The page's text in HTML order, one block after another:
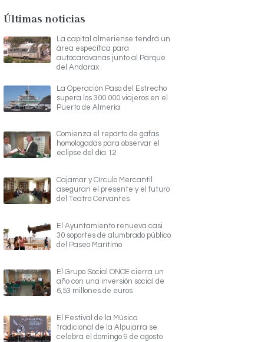
Últimas noticias
La capital almeriense tendrá un
área específica para
autocaravanas junto al Parque
del Andarax
La Operación Paso del Estrecho
supera los 300.000 viajeros en el
Puerto de Almería
Comienza el reparto de gafas
homologadas para observar el
eclipse del día 12
Cajamar y Círculo Mercantil
aseguran el presente y el futuro
del Teatro Cervantes
El Ayuntamiento renueva casi
30 soportes de alumbrado público
del Paseo Marítimo
El Grupo Social ONCE cierra un
año con una inversión social de
6,53 millones de euros
El Festival de la Música
tradicional de la Alpujarra se
celebra el domingo 9 de agosto